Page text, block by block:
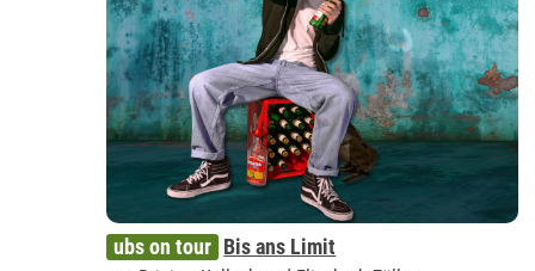
ubs on tour Bis ans Limit